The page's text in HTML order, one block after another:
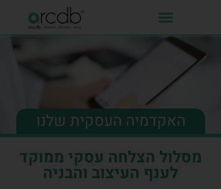
האקדמיה העסקית שלנו
מסלול הצלחה עסקי ממוקד
לענף העיצוב והבניה